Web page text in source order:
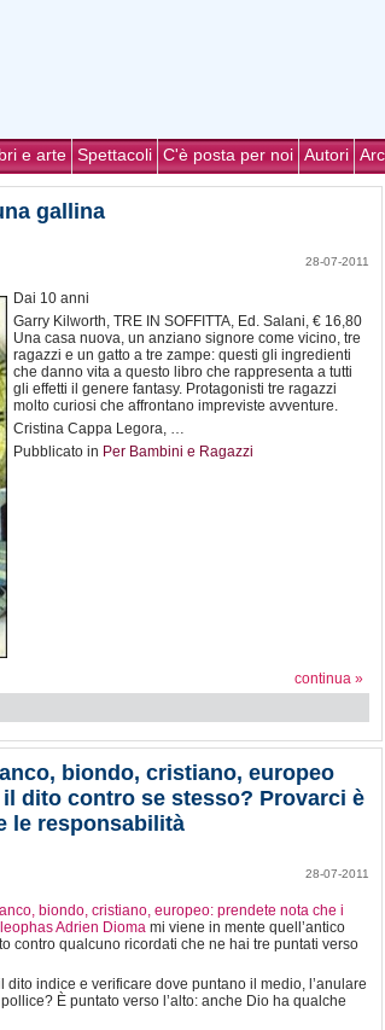
e arte Spettacoli C'è posta per noi Autori
gallina
28-07-2011
Dai 10 anni
Garry Kilworth, TRE IN SOFFITTA, Ed. Salani, € 16,80
Una casa nuova, un anziano signore come vicino, tre
ragazzi e un gatto a tre zampe: questi gli ingredienti
che danno vita a questo libro che rappresenta a tutti
gli effetti il genere fantasy. Protagonisti tre ragazzi
molto curiosi che affrontano impreviste avventure.
Cristina Cappa Legora, …
continua »
Pubblicato in Per Bambini e Ragazzi
biondo, cristiano, europeo
dito contro se stesso? Provarci è
le responsabilità
28-07-2011
biondo, cristiano, europeo: prendete nota che i
Adrien Dioma mi viene in mente quell’antico
contro qualcuno ricordati che ne hai tre puntati verso
dito indice e verificare dove puntano il medio, l’anulare
È puntato verso l’alto: anche Dio ha qualche